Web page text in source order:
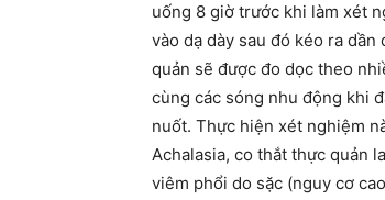
uống 8 giờ trước khi làm xét
vào dạ dày sau đó kéo ra
quản sẽ được đo dọc theo
cùng các sóng nhu động khi
nuốt. Thực hiện xét nghiệm
Achalasia, co thắt thực quản
viêm phổi do sặc (nguy cơ